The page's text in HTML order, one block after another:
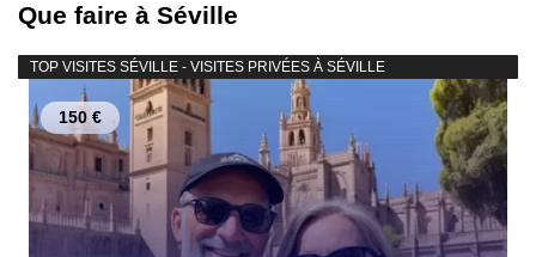
Que faire à Séville
TOP VISITES SÉVILLE - VISITES PRIVÉES À SÉVILLE
150 €